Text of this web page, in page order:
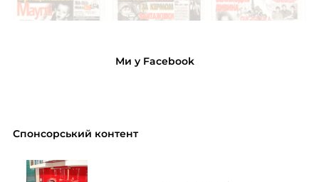
Ми у Facebook
Спонсорський контент